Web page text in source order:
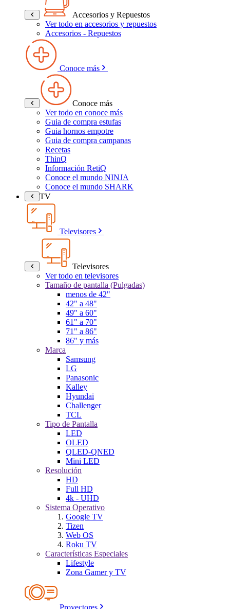
Accesorios y Repuestos
Ver todo en accesorios y repuestos
Accesorios - Repuestos
Conoce más
Conoce más
Ver todo en conoce más
Guia de compra estufas
Guia hornos empotre
Guia de compra campanas
Recetas
ThinQ
Información RetiQ
Conoce el mundo NINJA
Conoce el mundo SHARK
TV
Televisores
Televisores
Ver todo en televisores
Tamaño de pantalla (Pulgadas)
menos de 42"
42" a 48"
49" a 60"
61" a 70"
71" a 86"
86" y más
Marca
Samsung
LG
Panasonic
Kalley
Hyundai
Challenger
TCL
Tipo de Pantalla
LED
OLED
QLED-QNED
Mini LED
Resolución
HD
Full HD
4k - UHD
Sistema Operativo
Google TV
Tizen
Web OS
Roku TV
Características Especiales
Lifestyle
Zona Gamer y TV
Proyectores